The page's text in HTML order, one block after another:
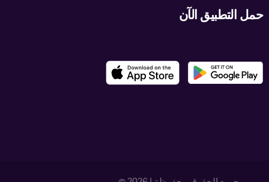
حمل التطبيق الآن